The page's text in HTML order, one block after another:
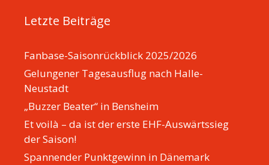
Letzte Beiträge
Fanbase-Saisonrückblick 2025/2026
Gelungener Tagesausflug nach Halle-
Neustadt
„Buzzer Beater“ in Bensheim
Et voilà – da ist der erste EHF-Auswärtssieg
der Saison!
Spannender Punktgewinn in Dänemark